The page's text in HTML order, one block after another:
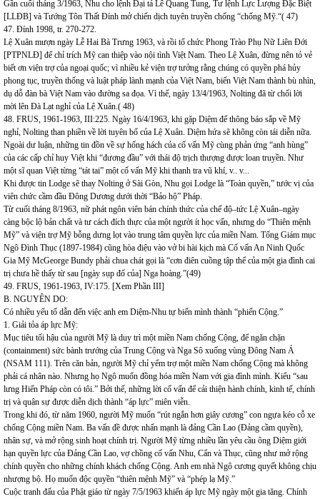
Gần cuối tháng 3/1963, Nhu cho lệnh Đại tá Lê Quang Tung, Tư lệnh Lực Lượng Đặc Biệt
[LLĐB] và Tướng Tôn Thất Đính mở chiến dịch tuyên truyền chống “chống Mỹ.“( 47)
47. Đính 1998, tr. 270-272.
Lệ Xuân mượn ngày Lễ Hai Bà Trưng 1963, và rồi tổ chức Phong Trào Phụ Nữ Liên Đới
[PTPNLĐ] để chỉ trích Mỹ can thiệp vào nội tình Việt Nam. Theo Lệ Xuân, đừng nên tỏ vẻ
biết ơn viện trợ của ngoại quốc; vì nhiều kẻ viện trợ tưởng rằng chúng có quyền phá hủy
phong tục, truyền thống và luật pháp lành mạnh của Việt Nam, biến Việt Nam thành bù nhìn,
dụ dỗ đàn bà Việt Nam vào đường sa đọa. Vì thế, ngày 13/4/1963, Nolting đã từ chối lời
mời lên Đà Lạt nghỉ của Lệ Xuân.( 48)
48. FRUS, 1961-1963, III:225. Ngày 16/4/1963, khi gặp Diệm để thông báo sắp về Mỹ
nghỉ, Nolting than phiền về lời tuyên bố của Lệ Xuân. Diệm hứa sẽ không còn tái diễn nữa.
Ngoài dư luận, những tin đồn về sự hống hách của cố vấn Mỹ cùng phản ứng “anh hùng”
của các cấp chỉ huy Việt khi “đương đầu” với thái độ trịch thượng được loan truyền. Như
một sĩ quan Việt từng “tát tai” một cố vấn Mỹ khi thanh tra vũ khí, v.. v...
Khi được tin Lodge sẽ thay Nolting ở Sài Gòn, Nhu gọi Lodge là “Toàn quyền,” tước vị của
viên chức cầm đầu Đông Dương dưới thời “Bảo hộ” Pháp.
Từ cuối tháng 8/1963, nữ phát ngôn viên bán chính thức của chế độ–tức Lệ Xuân–ngày
càng bộc lộ bản chất và tư cách đích thực của một người ít học vấn, nhưng do “Thiên mệnh
Mỹ” và viện trợ Mỹ bỗng dưng lọt vào trung tâm quyền lực của miền Nam. Tổng Giám mục
Ngô Đình Thục (1897-1984) cũng hòa điệu vào vở bi hài kịch mà Cố vấn An Ninh Quốc
Gia Mỹ McGeorge Bundy phải chua chát gọi là “cơn điên cuồng tập thể của một gia đình cai
trị chưa hề thấy từ sau [ngày sụp đổ của] Nga hoàng.”(49)
49. FRUS, 1961-1963, IV:175. [Xem Phần III]
B. NGUYÊN DO:
Có nhiều yếu tố dẫn đến việc anh em Diệm-Nhu tự biến mình thành “phiến Cộng.”
1. Giải tỏa áp lực Mỹ:
Mục tiêu tối hậu của người Mỹ là duy trì một miền Nam chống Cộng, để ngăn chặn
(containment) sức bành trướng của Trung Cộng và Nga Sô xuống vùng Đông Nam Á
(NSAM 111). Trên căn bản, người Mỹ chỉ yểm trợ một miền Nam chống Cộng mà không
phải cá nhân nào. Nhưng họ Ngô muốn đồng hóa miền Nam với gia đình mình. Kiểu “sau
lưng Hiến Pháp còn có tôi.” Bởi thế, những lời cố vấn để cải thiện hành chính, kinh tế, chính
trị và quân sự được diễn dịch thành “áp lực” miên viễn.
Trong khi đó, từ năm 1960, người Mỹ muốn “rút ngắn hơn giây cương” con ngựa kéo cỗ xe
chống Cộng miền Nam. Ba vấn đề được nhấn mạnh là đảng Cần Lao (Đảng cầm quyền),
nhân sự, và mở rộng sinh hoạt chính trị. Người Mỹ từng nhiều lần yêu cầu ông Diệm giới
hạn quyền lực của Đảng Cần Lao, vợ chồng cố vấn Nhu, Cẩn và Thục, cũng như mở rộng
chính quyền cho những chính khách chống Cộng. Anh em nhà Ngô cương quyết không chịu
nhượng bộ. Họ muốn độc quyền “thiên mệnh Mỹ” và “phép lạ Mỹ.”
Cuộc tranh đấu của Phật giáo từ ngày 7/5/1963 khiến áp lực Mỹ ngày một gia tăng. Chính